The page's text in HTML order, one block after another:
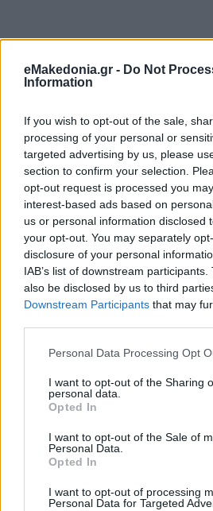
eMakedonia.gr - Do Not
Information
If you wish to opt-out of the sale,
processing of your personal or
targeted advertising by us, please
section to confirm your selection.
opt-out request is processed you
interest-based ads based on
us or personal information disclosed
your opt-out. You may separately
disclosure of your personal
IAB’s list of downstream
also be disclosed by us to third
Downstream Participants that may
Please note that this website/app
not limited to your visit or usage
grant or deny consent to Google and
use your data for below specified
consent section.
Personal Data Processing Opt
I want to opt-out of the Sharing
personal data.
Opted In
I want to opt-out of the Sale of
Personal Data.
Opted In
I want to opt-out of processing
Personal Data for Targeted
Νίκη Μεσημερίου - Κεραυνός
Αστέρας Ραιδεστού - Νίκη
Εθνικός Πυλαίας - Ατρόμητος
Αναγέννηση Επανομής - ΑΕ Κρήνης
Αγ. Γεώργιος Ν. Κρήνης - ΠΑΟ Ν.
Κάνε κλικ και δες περισσότερο
αναζήτηση της
Πρόσθεσέ το
ΑΘΛΗΤΙΣΜΟΣ